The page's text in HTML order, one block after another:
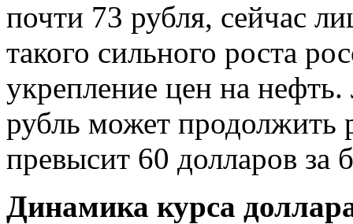
почти 73 рубля, сейчас
такого сильного роста
укрепление цен на
рубль может продолжить
превысит 60 долларов за
Динамика курса